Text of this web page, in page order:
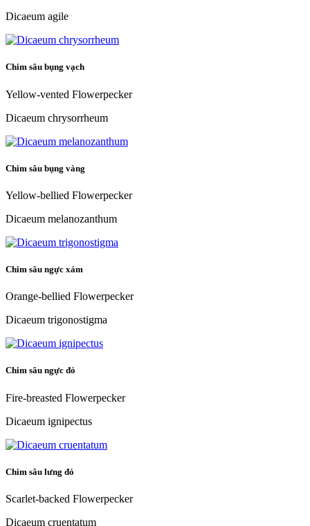
Dicaeum agile
Chim sâu bụng vạch
Yellow-vented Flowerpecker
Dicaeum chrysorrheum
Chim sâu bụng vàng
Yellow-bellied Flowerpecker
Dicaeum melanozanthum
Chim sâu ngực xám
Orange-bellied Flowerpecker
Dicaeum trigonostigma
Chim sâu ngực đỏ
Fire-breasted Flowerpecker
Dicaeum ignipectus
Chim sâu lưng đỏ
Scarlet-backed Flowerpecker
Dicaeum cruentatum